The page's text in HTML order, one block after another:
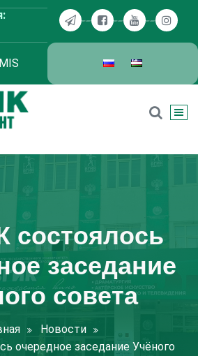
состоялось
заседание
совета
Новости
очередное заседание Учёного